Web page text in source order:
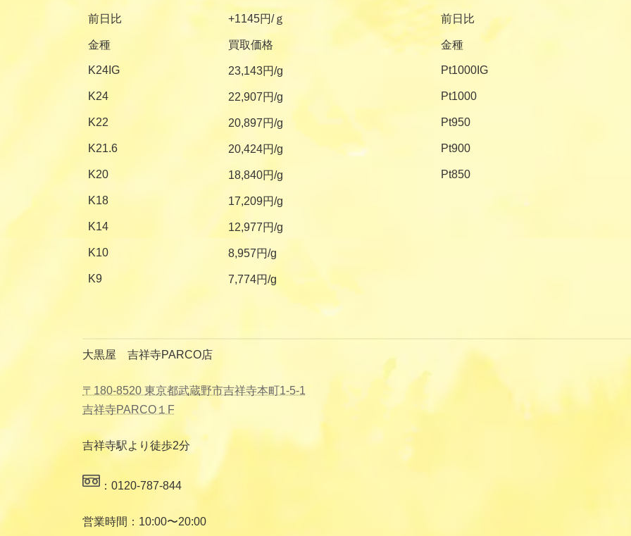
前日比 +1145円/ｇ 前日比
金種 買取価格 金種
K24IG 23,143円/g Pt1000IG
K24 22,907円/g Pt1000
K22 20,897円/g Pt950
K21.6 20,424円/g Pt900
K20 18,840円/g Pt850
K18 17,209円/g
K14 12,977円/g
K10 8,957円/g
K9 7,774円/g
大黒屋 吉祥寺PARCO店
〒180-8520 東京都武蔵野市吉祥寺本町1-5-1
吉祥寺PARCO１F
吉祥寺駅より徒歩2分
：0120-787-844
営業時間：10:00〜20:00